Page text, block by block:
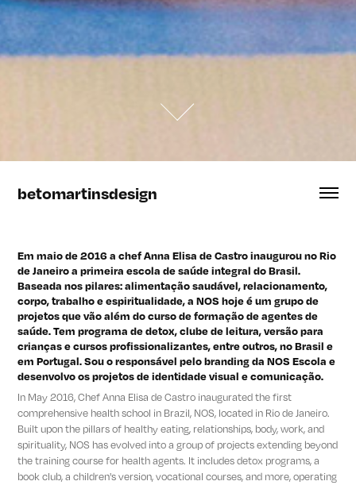
betomartinsdesign
Em maio de 2016 a chef Anna Elisa de Castro inaugurou no Rio
de Janeiro a primeira escola de saúde integral do Brasil.
Baseada nos pilares: alimentação saudável, relacionamento,
corpo, trabalho e espiritualidade, a NOS hoje é um grupo de
projetos que vão além do curso de formação de agentes de
saúde. Tem programa de detox, clube de leitura, versão para
crianças e cursos profissionalizantes, entre outros, no Brasil e
em Portugal. Sou o responsável pelo branding da NOS Escola e
desenvolvo os projetos de identidade visual e comunicação.
In May 2016, Chef Anna Elisa de Castro inaugurated the first
comprehensive health school in Brazil, NOS, located in Rio de Janeiro.
Built upon the pillars of healthy eating, relationships, body, work, and
spirituality, NOS has evolved into a group of projects extending beyond
the training course for health agents. It includes detox programs, a
book club, a children's version, vocational courses, and more, operating